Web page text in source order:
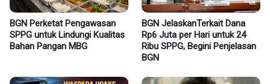
BGN Perketat Pengawasan
SPPG untuk Lindungi Kualitas
Bahan Pangan MBG
BGN JelaskanTerkait Dana
Rp6 Juta per Hari untuk 24
Ribu SPPG, Begini Penjelasan
BGN